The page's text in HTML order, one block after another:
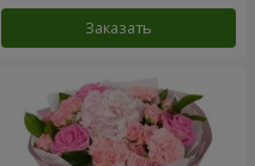
Заказать